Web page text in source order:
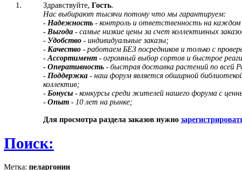
Здравствуйте, Гость.
Нас выбирают тысячи потому что мы гарантируем:
- Надежность - контроль и ответственность на
- Выгода - самые низкие цены за счет коллективных
- Удобство - индивидуальные заказы;
- Качество - работаем БЕЗ посредников и только с
- Ассортимент - огромный выбор сортов и быстрое
- Оперативность - быстрая доставка растений по всей
- Поддержка - наш форум является обширной
коллектив;
- Бонусы - конкурсы среди жителей нашего форума с
- Опыт - 10 лет на рынке;
Для просмотра раздела заказов нужно
Поиск:
Метка: пеларгонии